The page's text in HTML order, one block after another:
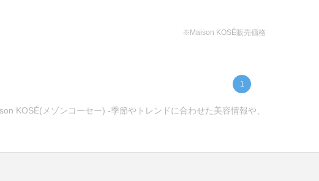
※Maison KOSÉ販売価格
1
KOSÉ(メゾンコーセー) -季節やトレンドに合わせた美容情報や、